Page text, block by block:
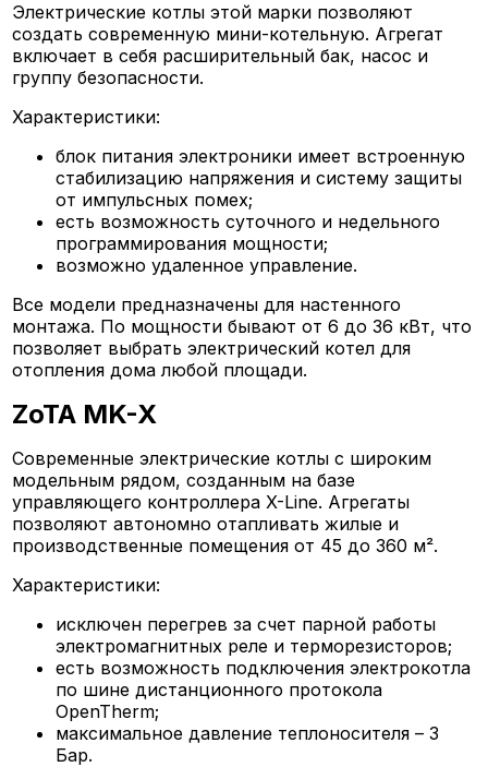
Электрические котлы этой марки позволяют
создать современную мини-котельную. Агрегат
включает в себя расширительный бак, насос и
группу безопасности.
Характеристики:
блок питания электроники имеет встроенную
стабилизацию напряжения и систему защиты
от импульсных помех;
есть возможность суточного и недельного
программирования мощности;
возможно удаленное управление.
Все модели предназначены для настенного
монтажа. По мощности бывают от 6 до 36 кВт, что
позволяет выбрать электрический котел для
отопления дома любой площади.
ZoTA MK-X
Современные электрические котлы с широким
модельным рядом, созданным на базе
управляющего контроллера X-Line. Агрегаты
позволяют автономно отапливать жилые и
производственные помещения от 45 до 360 м².
Характеристики:
исключен перегрев за счет парной работы
электромагнитных реле и терморезисторов;
есть возможность подключения электрокотла
по шине дистанционного протокола
OpenTherm;
максимальное давление теплоносителя – 3
Бар.